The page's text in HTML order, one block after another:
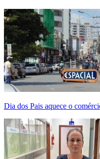
Dia dos Pais aquece o